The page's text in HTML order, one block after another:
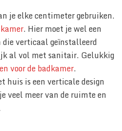
je elke centimeter gebruiken.
. Hier moet je wel een
verticaal geïnstalleerd
al vol met sanitair. Gelukkig
voor de badkamer.
huis is een verticale design
veel meer van de ruimte en